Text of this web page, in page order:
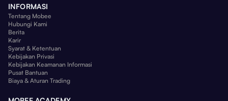
INFORMASI
Tentang Mobee
Hubungi Kami
Berita
Karir
Syarat & Ketentuan
Kebijakan Privasi
Kebijakan Keamanan Informasi
Pusat Bantuan
Biaya & Aturan Trading